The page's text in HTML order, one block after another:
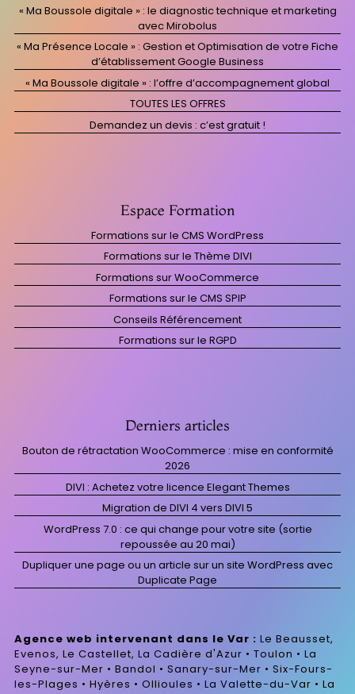
« Ma Boussole digitale » : le diagnostic technique et marketing
avec Mirobolus
« Ma Présence Locale » : Gestion et Optimisation de votre Fiche
d’établissement Google Business
« Ma Boussole digitale » : l’offre d’accompagnement global
TOUTES LES OFFRES
Demandez un devis : c’est gratuit !
Espace Formation
Formations sur le CMS WordPress
Formations sur le Thème DIVI
Formations sur WooCommerce
Formations sur le CMS SPIP
Conseils Référencement
Formations sur le RGPD
Derniers articles
Bouton de rétractation WooCommerce : mise en conformité
2026
DIVI : Achetez votre licence Elegant Themes
Migration de DIVI 4 vers DIVI 5
WordPress 7.0 : ce qui change pour votre site (sortie
repoussée au 20 mai)
Dupliquer une page ou un article sur un site WordPress avec
Duplicate Page
Agence web intervenant dans le Var : Le Beausset,
Evenos, Le Castellet, La Cadière d'Azur • Toulon • La
Seyne-sur-Mer • Bandol • Sanary-sur-Mer • Six-Fours-
les-Plages • Hyères • Ollioules • La Valette-du-Var • La